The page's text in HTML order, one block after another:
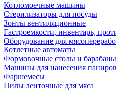
Котломоечные машины
Стерилизаторы для посуды
Зонты вентиляционные
Гастроемкости, инвентарь,
Оборудование для
Котлетные автоматы
Формовочные столы и барабаны
Машины для нанесения
Фаршемесы
Пилы ленточные для мяса